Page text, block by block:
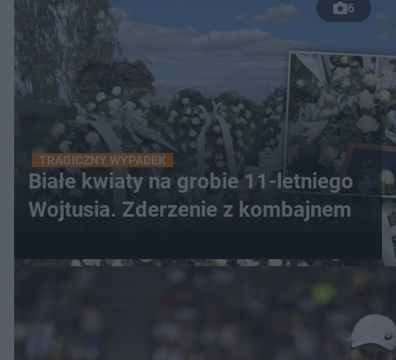
6
TRAGICZNY WYPADEK
Białe kwiaty na grobie 11-letniego
Wojtusia. Zderzenie z kombajnem